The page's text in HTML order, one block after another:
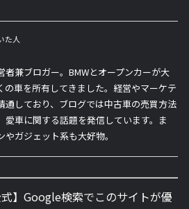
た人
者兼ブロガー。BMWとオープンカーが大
の車を所有してきました。経営やマーケテ
通しており、ブログでは中古車の売買方法
愛車に関する話題を発信しています。ま
やガジェット系も大好物。
式】Google検索でこのサイトが優